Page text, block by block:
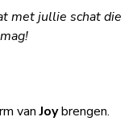
met jullie schat die
vanJoybrengen.